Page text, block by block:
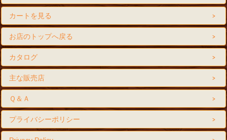
カートを見る
お店のトップへ戻る
カタログ
主な販売店
Ｑ＆Ａ
プライバシーポリシー